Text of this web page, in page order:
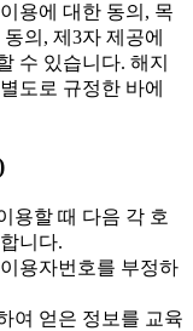
용에 대한 동의, 목
의, 제3자 제공에
수 있습니다. 해지
도로 규정한 바에
용할 때 다음 각 호
니다.
용자번호를 부정하
여 얻은 정보를 교육